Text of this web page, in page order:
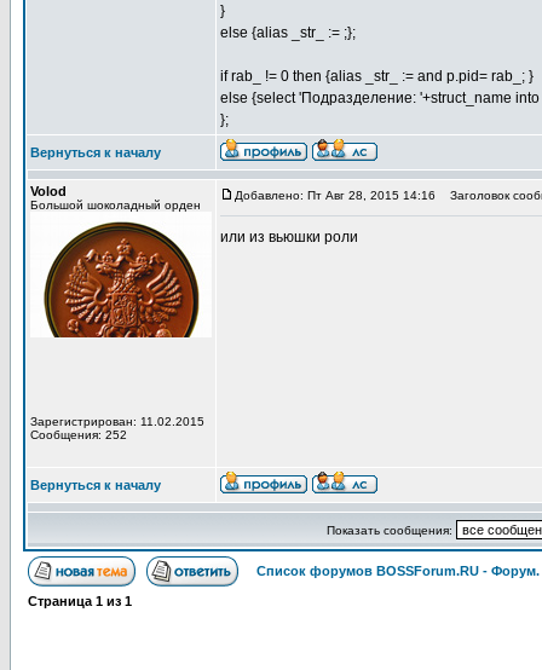
}
else {alias _str_ := ;};
if rab_ != 0 then {alias _str_ := and p.pid= rab_; }
else {select 'Подразделение: '+struct_name
};
Вернуться к началу
Volod
Большой шоколадный орден
Зарегистрирован: 11.02.2015
Сообщения: 252
Добавлено: Пт Авг 28, 2015 14:16 Заголовок
или из вьюшки роли
Вернуться к началу
Показать сообщения:
Список форумов BOSSForum.RU -
Страница 1 из 1